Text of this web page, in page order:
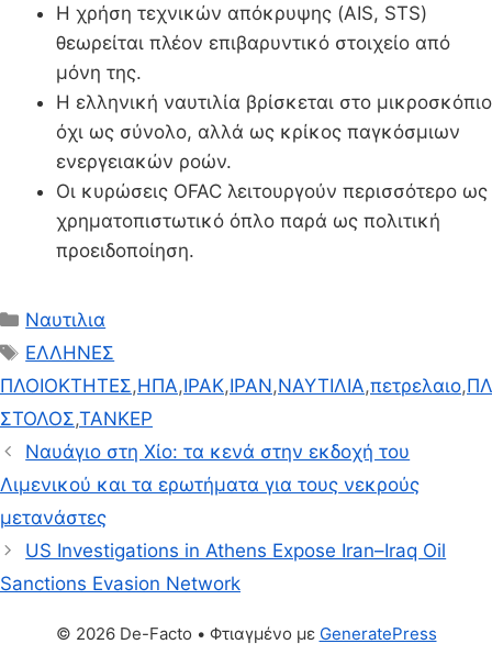
Η χρήση τεχνικών απόκρυψης (AIS, STS)
θεωρείται πλέον επιβαρυντικό στοιχείο από
μόνη της.
Η ελληνική ναυτιλία βρίσκεται στο μικροσκόπιο
όχι ως σύνολο, αλλά ως κρίκος παγκόσμιων
ενεργειακών ροών.
Οι κυρώσεις OFAC λειτουργούν περισσότερο ως
χρηματοπιστωτικό όπλο παρά ως πολιτική
προειδοποίηση.
Κατηγορίες
Ναυτιλια
Ετικέτες
ΕΛΛΗΝΕΣ
ΠΛΟΙΟΚΤΗΤΕΣ,ΗΠΑ,ΙΡΑΚ,ΙΡΑΝ,ΝΑΥΤΙΛΙΑ,πετρελαιο,
ΣΤΟΛΟΣ,ΤΑΝΚΕΡ
Ναυάγιο στη Χίο: τα κενά στην εκδοχή του
Λιμενικού και τα ερωτήματα για τους νεκρούς
μετανάστες
US Investigations in Athens Expose Iran–Iraq Oil
Sanctions Evasion Network
© 2026 De-Facto • Φτιαγμένο με GeneratePress